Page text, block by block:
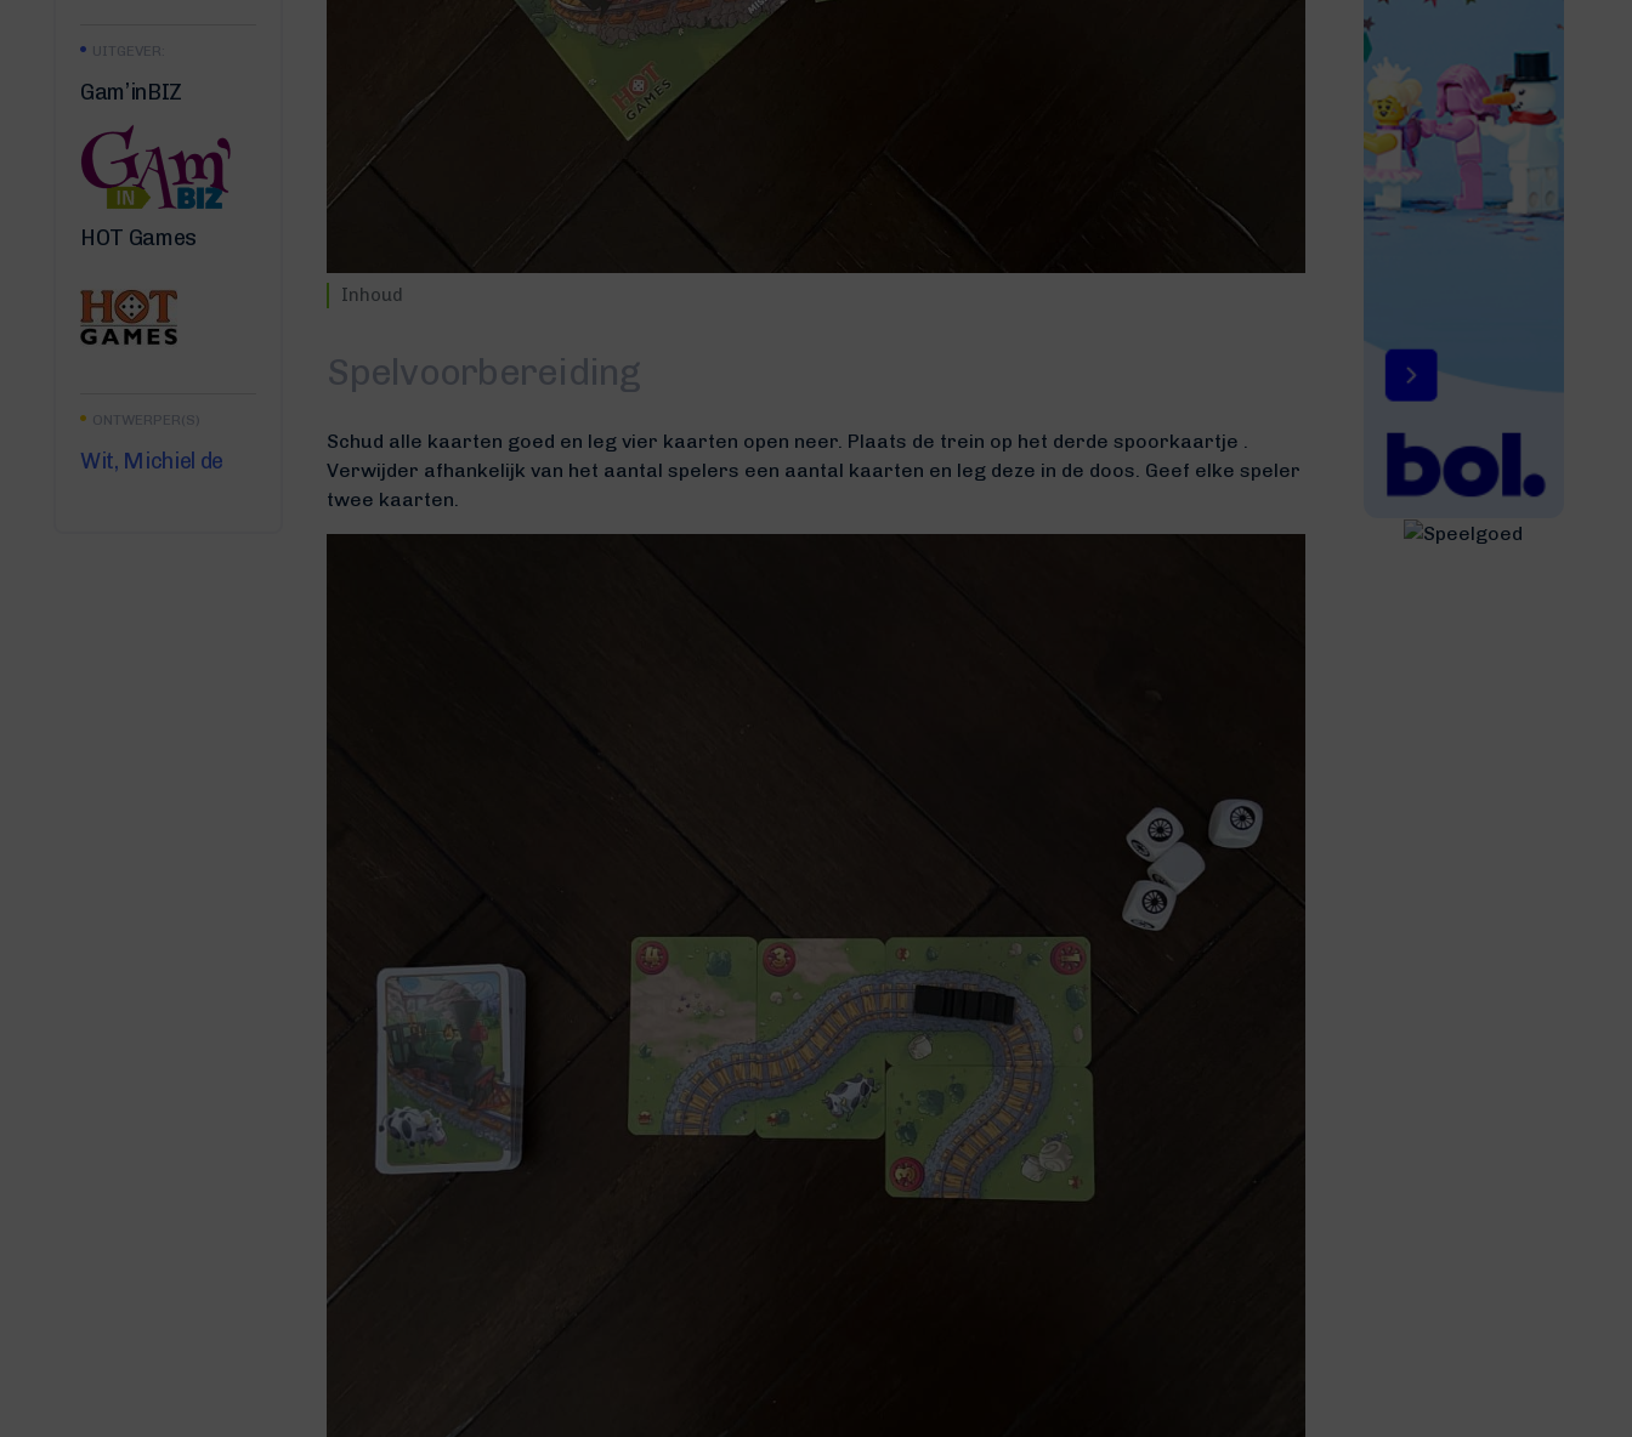
UITGEVER:
Gam’inBIZ
HOT Games
ONTWERPER(S)
Wit, Michiel de
Inhoud
Spelvoorbereiding
Schud alle kaarten goed en leg vier kaarten open neer. Plaats de trein op het derde spoorkaartje
Verwijder afhankelijk van het aantal spelers een aantal kaarten en leg deze in de doos. Geef elke speler
twee kaarten.